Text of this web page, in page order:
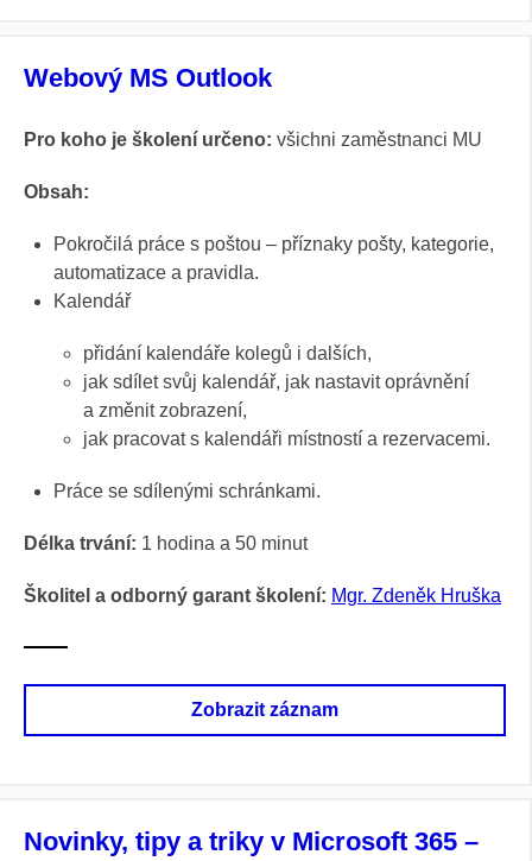
Webový MS Outlook
Pro koho je školení určeno: všichni zaměstnanci MU
Obsah:
Pokročilá práce s poštou – příznaky pošty, kategorie,
automatizace a pravidla.
Kalendář
přidání kalendáře kolegů i dalších,
jak sdílet svůj kalendář, jak nastavit oprávnění
a změnit zobrazení,
jak pracovat s kalendáři místností a rezervacemi.
Práce se sdílenými schránkami.
Délka trvání: 1 hodina a 50 minut
Školitel a odborný garant školení: Mgr. Zdeněk Hruška
Zobrazit záznam
Novinky, tipy a triky v Microsoft 365 –